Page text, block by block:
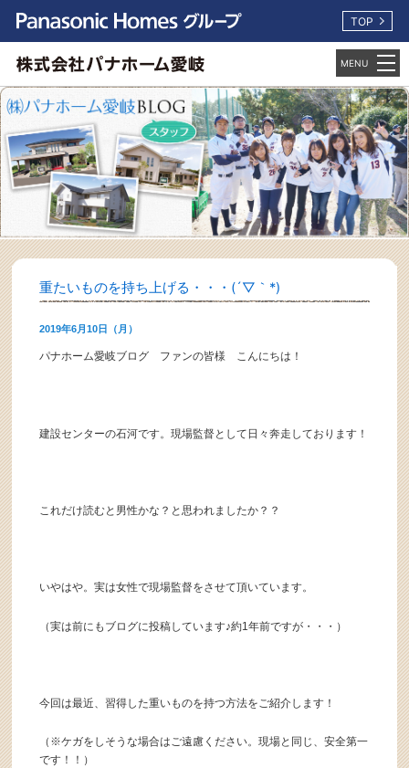
TOP
重たいものを持ち上げる・・・(´▽｀*)
2019年6月10日（月）
パナホーム愛岐ブログ ファンの皆様 こんにちは！
建設センターの石河です。現場監督として日々奔走しております！
これだけ読むと男性かな？と思われましたか？？
いやはや。実は女性で現場監督をさせて頂いています。
（実は前にもブログに投稿しています♪約1年前ですが・・・）
今回は最近、習得した重いものを持つ方法をご紹介します！
（※ケガをしそうな場合はご遠慮ください。現場と同じ、安全第一
です！！）